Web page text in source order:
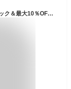
【4/10】エントリー/抽選で最大100％ポイントバック＆最大10％OFFクーポン 〔あす楽対象品〕 コールマン アウトドアワゴン OUTDOOR WAGON テント タープ テーブル チェア 等の運搬に 2000021989 Coleman